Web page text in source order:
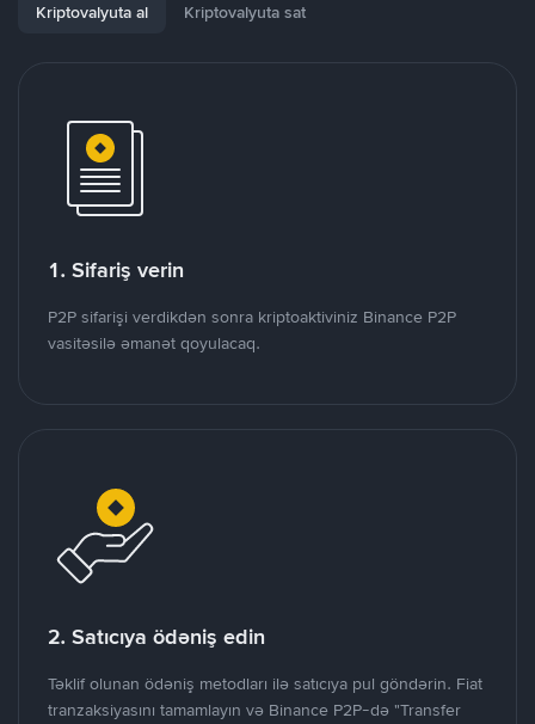
Kriptovalyuta al Kriptovalyuta sat
1. Sifariş verin
P2P sifarişi verdikdən sonra kriptoaktiviniz Binance P2P
vasitəsilə əmanət qoyulacaq.
2. Satıcıya ödəniş edin
Təklif olunan ödəniş metodları ilə satıcıya pul göndərin. Fiat
tranzaksiyasını tamamlayın və Binance P2P-də "Transfer